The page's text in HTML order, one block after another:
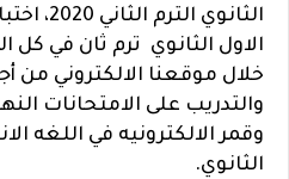
الاول الثانوي ترم ثان في كل
خلال موقعنا الالكتروني من
والتدريب على الامتحانات
وقمر الالكترونيه في اللغه
الثانوي.